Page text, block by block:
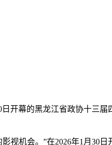
开幕的黑龙江省政协十三
视机会。”在2026年1月30